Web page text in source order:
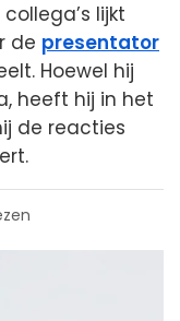
lijkt
de presentator
Hoewel hij
heeft hij in het
de reacties